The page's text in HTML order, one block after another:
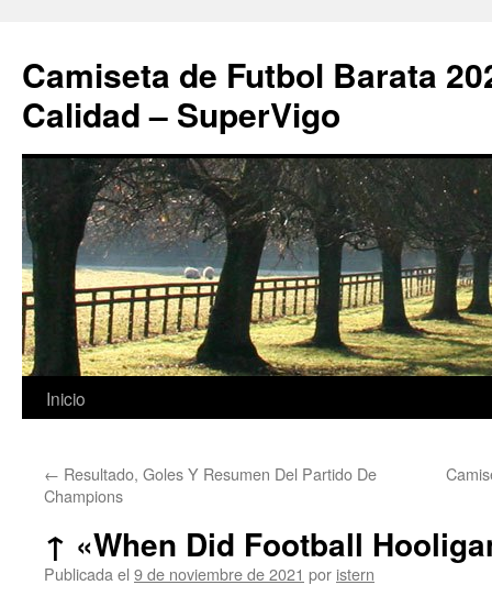
Camiseta de Futbol Barata
Calidad – SuperVigo
Saltar
contenido
Inicio
← Resultado, Goles Y Resumen Del Partido De
Champions
↑ «When Did Football
Publicada el 9 de noviembre de 2021 por istern